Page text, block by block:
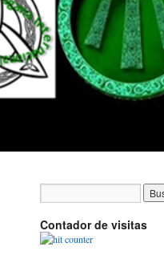
Contador de visitas